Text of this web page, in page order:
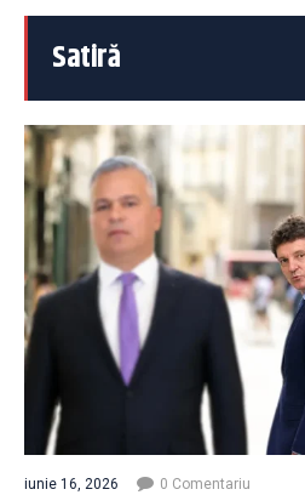
Satiră
iunie 16, 2026 0 Comentariu